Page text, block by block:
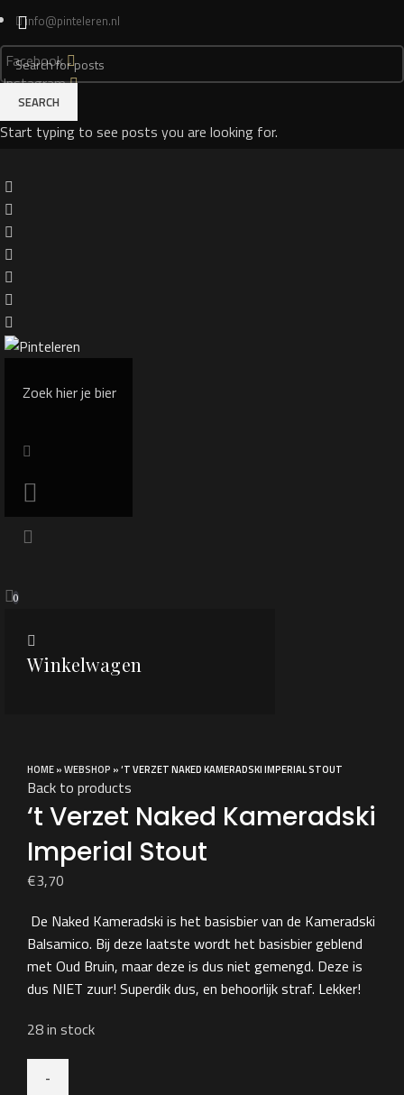
info@pinteleren.nl
Facebook
Instagram
Login
0
Winkelwagen
HOME»WEBSHOP »‘T VERZET NAKED KAMERADSKI IMPERIAL STOUT
Back to products
‘t Verzet Naked Kameradski
Imperial Stout
€3,70
De Naked Kameradski is het basisbier van de Kameradski
Balsamico. Bij deze laatste wordt het basisbier geblend
met Oud Bruin, maar deze is dus niet gemengd. Deze is
dus NIET zuur! Superdik dus, en behoorlijk straf. Lekker!
28 in stock
SEARCH
Start typing to see posts you are looking for.